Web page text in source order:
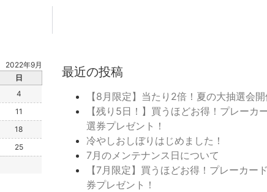
2022年9月
日
4
11
18
25
最近の投稿
【8月限定】当たり2倍！夏の大抽選会開
【残り5日！】買うほどお得！プレーカ
選券プレゼント！
冷やしおしぼりはじめました！
7月のメンテナンス日について
【7月限定】買うほどお得！プレーカー
券プレゼント！